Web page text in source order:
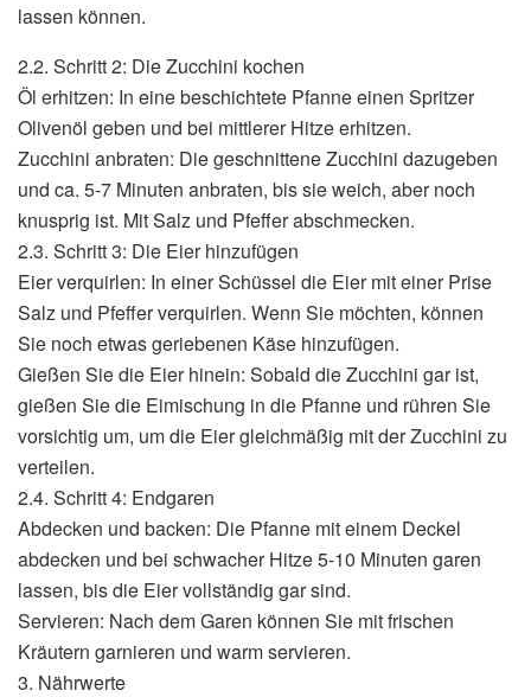
lassen können.
2.2. Schritt 2: Die Zucchini kochen
Öl erhitzen: In eine beschichtete Pfanne einen Spritzer
Olivenöl geben und bei mittlerer Hitze erhitzen.
Zucchini anbraten: Die geschnittene Zucchini dazugeben
und ca. 5-7 Minuten anbraten, bis sie weich, aber noch
knusprig ist. Mit Salz und Pfeffer abschmecken.
2.3. Schritt 3: Die Eier hinzufügen
Eier verquirlen: In einer Schüssel die Eier mit einer Prise
Salz und Pfeffer verquirlen. Wenn Sie möchten, können
Sie noch etwas geriebenen Käse hinzufügen.
Gießen Sie die Eier hinein: Sobald die Zucchini gar ist,
gießen Sie die Eimischung in die Pfanne und rühren Sie
vorsichtig um, um die Eier gleichmäßig mit der Zucchini zu
verteilen.
2.4. Schritt 4: Endgaren
Abdecken und backen: Die Pfanne mit einem Deckel
abdecken und bei schwacher Hitze 5-10 Minuten garen
lassen, bis die Eier vollständig gar sind.
Servieren: Nach dem Garen können Sie mit frischen
Kräutern garnieren und warm servieren.
3. Nährwerte